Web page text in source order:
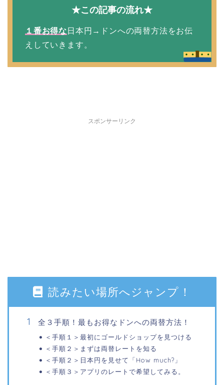
★この記事の流れ★
１番お得な 日本円→ドンへの両替方法をお伝
えしていきます。
スポンサーリンク
読みたい場所へジャンプ！
全３手順！最もお得なドンへの両替方法！
＜手順１＞最初にゴールドショップを見つける
＜手順２＞まずは両替レートを知る
＜手順２＞日本円を見せて「How much?」
＜手順３＞アプリのレートで希望してみる。